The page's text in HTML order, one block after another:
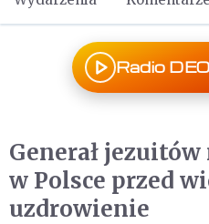
Radio
Generał jezuitów
w Polsce przed
uzdrowienie